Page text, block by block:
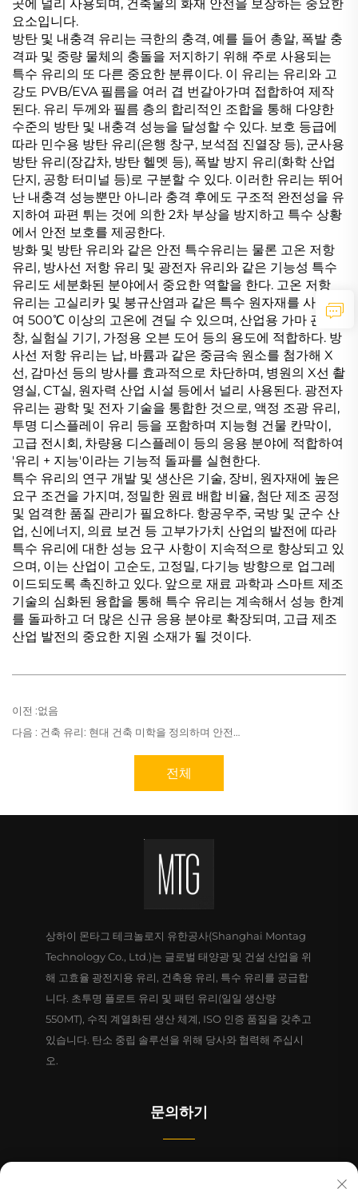
곳에 널리 사용되며, 건축물의 화재 안전을 보장하는 중요한
요소입니다.
방탄 및 내충격 유리는 극한의 충격, 예를 들어 총알, 폭발 충
격파 및 중량 물체의 충돌을 저지하기 위해 주로 사용되는
특수 유리의 또 다른 중요한 분류이다. 이 유리는 유리와 고
강도 PVB/EVA 필름을 여러 겹 번갈아가며 접합하여 제작
된다. 유리 두께와 필름 층의 합리적인 조합을 통해 다양한
수준의 방탄 및 내충격 성능을 달성할 수 있다. 보호 등급에
따라 민수용 방탄 유리(은행 창구, 보석점 진열장 등), 군사용
방탄 유리(장갑차, 방탄 헬멧 등), 폭발 방지 유리(화학 산업
단지, 공항 터미널 등)로 구분할 수 있다. 이러한 유리는 뛰어
난 내충격 성능뿐만 아니라 충격 후에도 구조적 완전성을 유
지하여 파편 튀는 것에 의한 2차 부상을 방지하고 특수 상황
에서 안전 보호를 제공한다.
방화 및 방탄 유리와 같은 안전 특수유리는 물론 고온 저항
유리, 방사선 저항 유리 및 광전자 유리와 같은 기능성 특수
유리도 세분화된 분야에서 중요한 역할을 한다. 고온 저항
유리는 고실리카 및 붕규산염과 같은 특수 원자재를 사용하
여 500℃ 이상의 고온에 견딜 수 있으며, 산업용 가마 관찰
창, 실험실 기기, 가정용 오븐 도어 등의 용도에 적합하다. 방
사선 저항 유리는 납, 바륨과 같은 중금속 원소를 첨가해 X
선, 감마선 등의 방사를 효과적으로 차단하며, 병원의 X선 촬
영실, CT실, 원자력 산업 시설 등에서 널리 사용된다. 광전자
유리는 광학 및 전자 기술을 통합한 것으로, 액정 조광 유리,
투명 디스플레이 유리 등을 포함하며 지능형 건물 칸막이,
고급 전시회, 차량용 디스플레이 등의 응용 분야에 적합하여
'유리 + 지능'이라는 기능적 돌파를 실현한다.
특수 유리의 연구 개발 및 생산은 기술, 장비, 원자재에 높은
요구 조건을 가지며, 정밀한 원료 배합 비율, 첨단 제조 공정
및 엄격한 품질 관리가 필요하다. 항공우주, 국방 및 군수 산
업, 신에너지, 의료 보건 등 고부가가치 산업의 발전에 따라
특수 유리에 대한 성능 요구 사항이 지속적으로 향상되고 있
으며, 이는 산업이 고순도, 고정밀, 다기능 방향으로 업그레
이드되도록 촉진하고 있다. 앞으로 재료 과학과 스마트 제조
기술의 심화된 융합을 통해 특수 유리는 계속해서 성능 한계
를 돌파하고 더 많은 신규 응용 분야로 확장되며, 고급 제조
산업 발전의 중요한 지원 소재가 될 것이다.
이전 :없음
다음 : 건축 유리: 현대 건축 미학을 정의하며 안전성과 에너지 절약을 동시에 실현하는 핵심 건축 자재
전체
상하이 몬타그 테크놀로지 유한공사(Shanghai Montag
Technology Co., Ltd.)는 글로벌 태양광 및 건설 산업을 위
해 고효율 광전지용 유리, 건축용 유리, 특수 유리를 공급합
니다. 초투명 플로트 유리 및 패턴 유리(일일 생산량
550MT), 수직 계열화된 생산 체계, ISO 인증 품질을 갖추고
있습니다. 탄소 중립 솔루션을 위해 당사와 협력해 주십시
오.
문의하기